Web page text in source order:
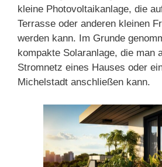
kleine Photovoltaikanlage, die
Terrasse oder anderen kleinen
werden kann. Im Grunde
kompakte Solaranlage, die man
Stromnetz eines Hauses oder
Michelstadt anschließen kann.